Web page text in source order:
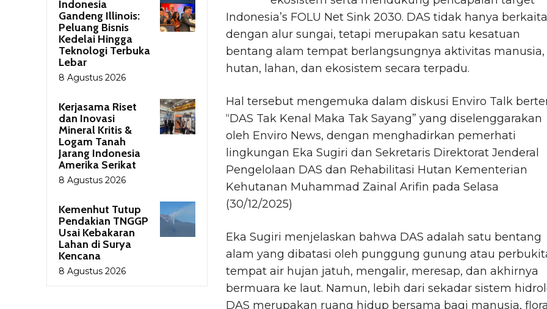
Indonesia
Gandeng Illinois:
Peluang Bisnis
Kedelai Hingga
Teknologi Terbuka
Lebar
8 Agustus 2026
Kerjasama Riset
dan Inovasi
Mineral Kritis &
Logam Tanah
Jarang Indonesia
Amerika Serikat
8 Agustus 2026
Kemenhut Tutup
Pendakian TNGGP
Usai Kebakaran
Lahan di Surya
Kencana
8 Agustus 2026
Indonesia’s FOLU Net Sink 2030. DAS tidak hanya
dengan alur sungai, tetapi merupakan satu kesatuan
bentang alam tempat berlangsungnya aktivitas manusia,
hutan, lahan, dan ekosistem secara terpadu.
Hal tersebut mengemuka dalam diskusi Enviro Talk
“DAS Tak Kenal Maka Tak Sayang” yang diselenggarakan
oleh Enviro News, dengan menghadirkan pemerhati
lingkungan Eka Sugiri dan Sekretaris Direktorat Jenderal
Pengelolaan DAS dan Rehabilitasi Hutan Kementerian
Kehutanan Muhammad Zainal Arifin pada Selasa
(30/12/2025)
Eka Sugiri menjelaskan bahwa DAS adalah satu bentang
alam yang dibatasi oleh punggung gunung atau
tempat air hujan jatuh, mengalir, meresap, dan akhirnya
bermuara ke laut. Namun, lebih dari sekadar sistem
DAS merupakan ruang hidup bersama bagi manusia,